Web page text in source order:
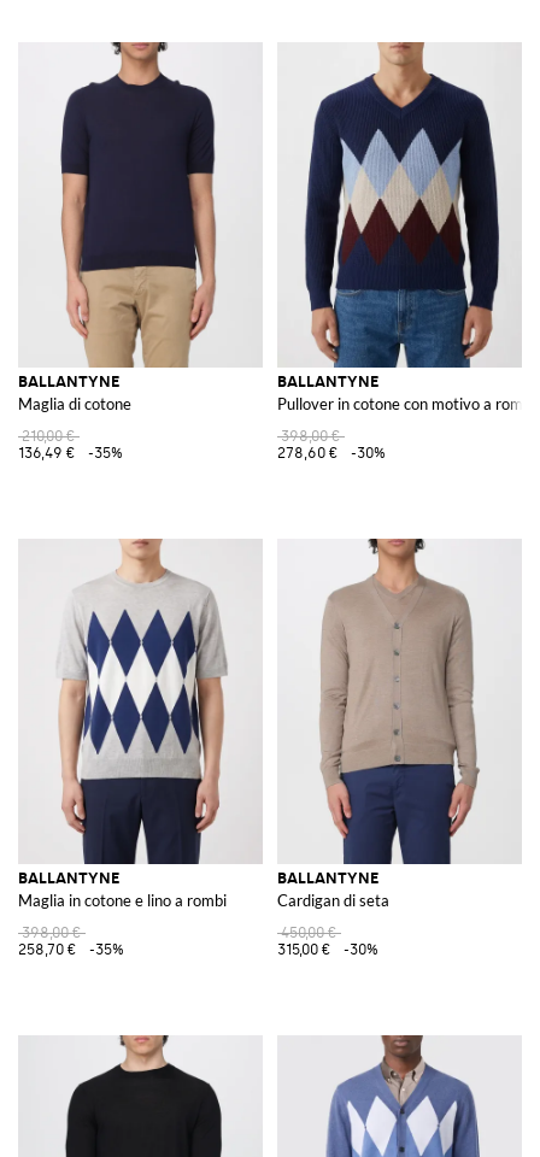
BALLANTYNE
Maglia di cotone
210,00 €
136,49 €
-35%
BALLANTYNE
Pullover in cotone con motivo a rombi
398,00 €
278,60 €
-30%
BALLANTYNE
Maglia in cotone e lino a rombi
398,00 €
258,70 €
-35%
BALLANTYNE
Cardigan di seta
450,00 €
315,00 €
-30%